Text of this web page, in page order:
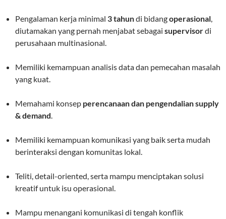
Pengalaman kerja minimal 3 tahundi bidangoperasional,
diutamakan yang pernah menjabat sebagai supervisordi
perusahaan multinasional.
Memiliki kemampuan analisis data dan pemecahan masalah
yang kuat.
Memahami konsep perencanaan dan pengendalian supply
& demand.
Memiliki kemampuan komunikasi yang baik serta mudah
berinteraksi dengan komunitas lokal.
Teliti, detail-oriented, serta mampu menciptakan solusi
kreatif untuk isu operasional.
Mampu menangani komunikasi di tengah konflik